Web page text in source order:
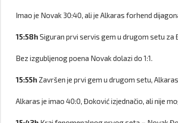
Imao je Novak 30:40, ali je Alkaras forhend
15:58hSiguran prvi servis gem u drugom setu za
Bez izgubljenog poena Novak dolazi do 1:1.
15:55h Završen je prvi gem u drugom setu,
Alkaras je imao 40:0, Đoković izjednačio, ali nije